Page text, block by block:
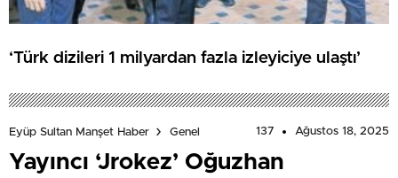
‘Türk dizileri 1 milyardan fazla izleyiciye ulaştı’
Eyüp Sultan Manşet Haber Genel 137 Ağustos 18, 2025
Yayıncı ‘Jrokez’ Oğuzhan